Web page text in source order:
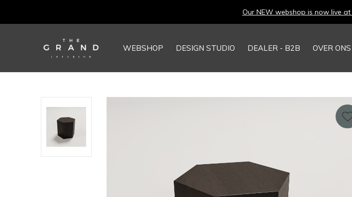
WEBSHOP DESIGN STUDIO DEALER - B2B OVER ONS
Our NEW webshop is now live at